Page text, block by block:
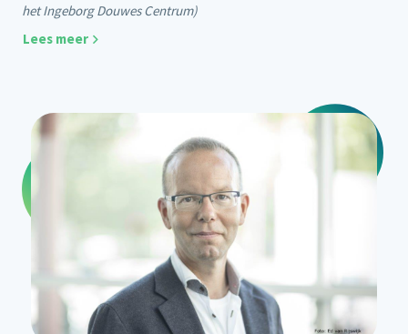
het Ingeborg Douwes Centrum)
Lees meer